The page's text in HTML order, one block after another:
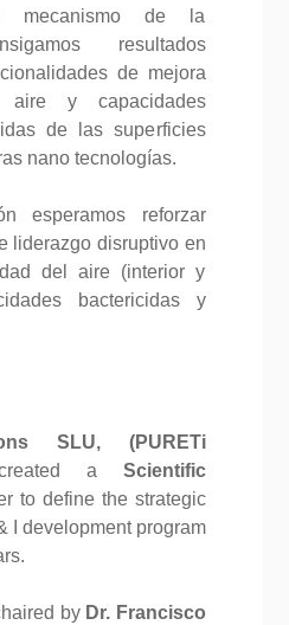
mecanismo de la
resultados
de mejora
y capacidades
de las superficies
nano tecnologías.
esperamos reforzar
liderazgo disruptivo en
del aire (interior y
bactericidas y
SLU, (PURETi
a Scientific
to define the strategic
I development program
by Dr. Francisco